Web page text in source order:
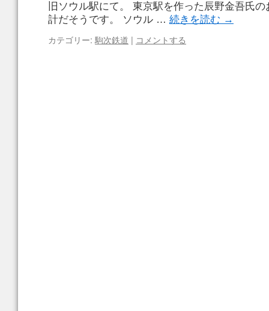
旧ソウル駅にて。 東京駅を作った辰野金吾氏
計だそうです。 ソウル … 続きを読む →
カテゴリー: 駒次鉄道 | コメントする